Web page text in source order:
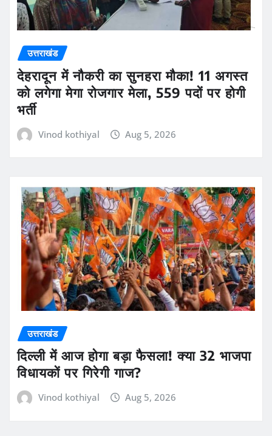
उत्तराखंड
देहरादून में नौकरी का सुनहरा मौका! 11 अगस्त
को लगेगा मेगा रोजगार मेला, 559 पदों पर होगी
भर्ती
Vinod kothiyal Aug 5, 2026
उत्तराखंड
दिल्ली में आज होगा बड़ा फैसला! क्या 32 भाजपा
विधायकों पर गिरेगी गाज?
Vinod kothiyal Aug 5, 2026